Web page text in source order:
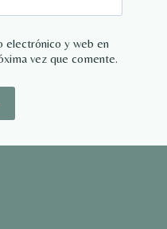
electrónico y web en
vez que comente.